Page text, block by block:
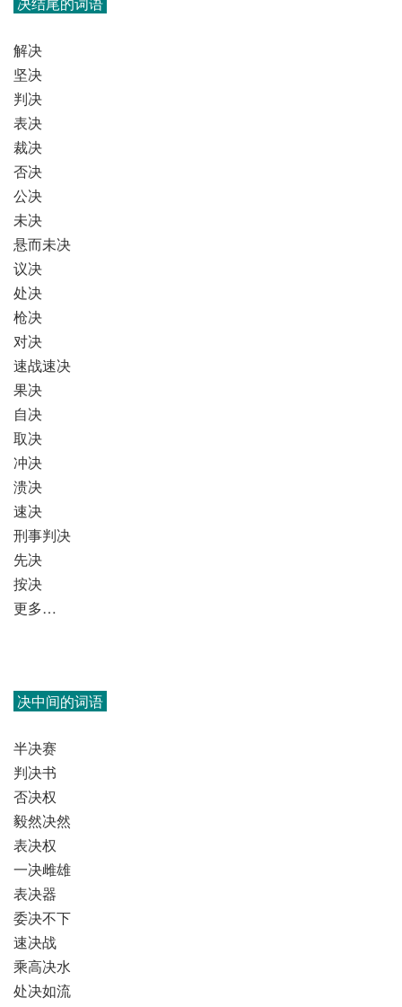
解决
坚决
判决
表决
裁决
否决
公决
未决
悬而未决
议决
处决
枪决
对决
速战速决
果决
自决
取决
冲决
溃决
速决
刑事判决
先决
按决
更多…
决中间的词语
半决赛
判决书
否决权
毅然决然
表决权
一决雌雄
表决器
委决不下
速决战
乘高决水
处决如流